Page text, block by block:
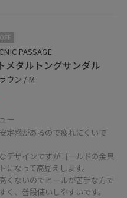
PASSAGE
メタルトングサンダル
ウン / M
ー
定感があるので疲れにくいで
デザインですがゴールドの金具
になって高見えします。
くないのでヒールが苦手な方で
く、普段使いしやすいです。